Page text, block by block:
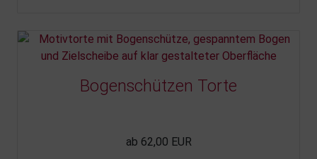
Bogenschützen Torte
ab 62,00 EUR